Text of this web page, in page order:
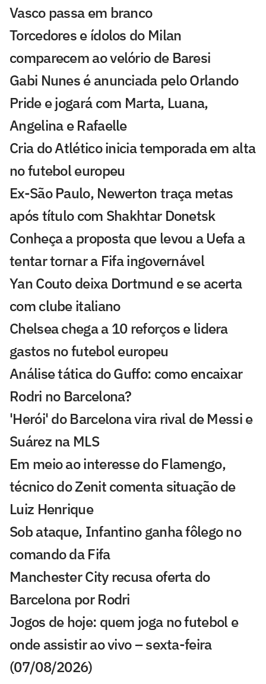
Vasco passa em branco
Torcedores e ídolos do Milan
comparecem ao velório de Baresi
Gabi Nunes é anunciada pelo Orlando
Pride e jogará com Marta, Luana,
Angelina e Rafaelle
Cria do Atlético inicia temporada em alta
no futebol europeu
Ex-São Paulo, Newerton traça metas
após título com Shakhtar Donetsk
Conheça a proposta que levou a Uefa a
tentar tornar a Fifa ingovernável
Yan Couto deixa Dortmund e se acerta
com clube italiano
Chelsea chega a 10 reforços e lidera
gastos no futebol europeu
Análise tática do Guffo: como encaixar
Rodri no Barcelona?
'Herói' do Barcelona vira rival de Messi e
Suárez na MLS
Em meio ao interesse do Flamengo,
técnico do Zenit comenta situação de
Luiz Henrique
Sob ataque, Infantino ganha fôlego no
comando da Fifa
Manchester City recusa oferta do
Barcelona por Rodri
Jogos de hoje: quem joga no futebol e
onde assistir ao vivo – sexta-feira
(07/08/2026)